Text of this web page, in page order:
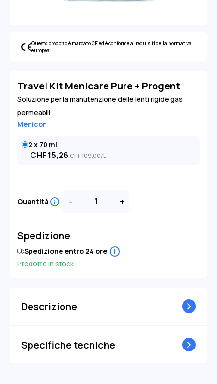
Questo prodotto é marcato CE ed é conforme ai requisiti della normativa
europea
Travel Kit Menicare Pure + Progent
Soluzione per la manutenzione delle lenti rigide gas
permeabili
Menicon
2 x 70 ml
CHF15,26 CHF109,00/L
Quantità - +
Spedizione
Prodotto in stock
Spedizione entro 24 ore i
Descrizione
Specifiche tecniche